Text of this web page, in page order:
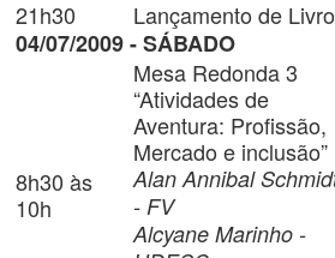
21h30
Lançamento de Livro
04/07/2009 - SÁBADO
8h30 às
10h
Mesa Redonda 3
“Atividades de
Aventura: Profissão,
Mercado e inclusão”
Alan Annibal
- FV
Alcyane Marinho -